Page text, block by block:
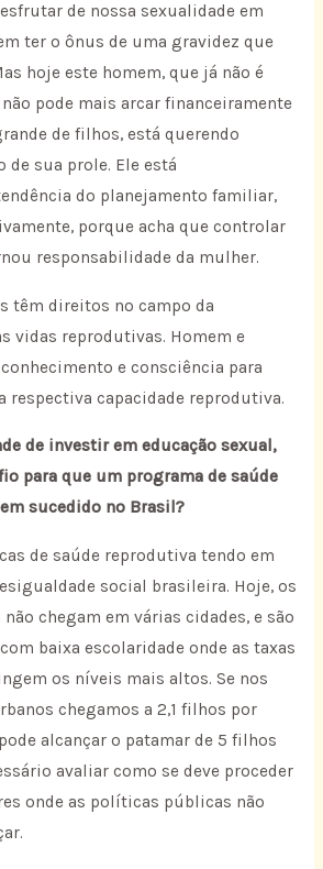
de nossa sexualidade em
ter o ônus de uma gravidez que
hoje este homem, que já não é
pode mais arcar financeiramente
de filhos, está querendo
sua prole. Ele está
do planejamento familiar,
porque acha que controlar
responsabilidade da mulher.
têm direitos no campo da
vidas reprodutivas. Homem e
e consciência para
respectiva capacidade reprodutiva.
de investir em educação sexual,
para que um programa de saúde
sucedido no Brasil?
de saúde reprodutiva tendo em
social brasileira. Hoje, os
chegam em várias cidades, e são
baixa escolaridade onde as taxas
os níveis mais altos. Se nos
chegamos a 2,1 filhos por
alcançar o patamar de 5 filhos
avaliar como se deve proceder
onde as políticas públicas não